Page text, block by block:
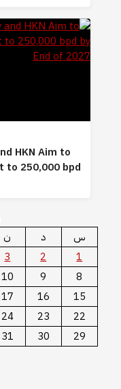
HKN Aim to
to 250,000 bpd
س
د ن
1
2
3
8
9
10
15
16
17
22
23
24
29
30
31